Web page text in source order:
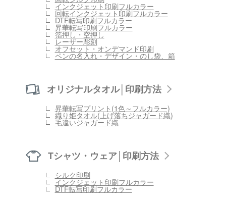
インクジェット印刷フルカラー
回転インクジェット印刷フルカラー
DTF転写印刷フルカラー
昇華転写印刷フルカラー
箔押し・空押し
レーザー彫刻
オフセット・オンデマンド印刷
ペンの名入れ・デザイン・のし袋、箱
オリジナルタオル│印刷方法
昇華転写プリント(1色～フルカラー)
織り姫タオル(上げ落ちジャガード織)
毛違いジャガード織
Tシャツ・ウェア│印刷方法
シルク印刷
インクジェット印刷フルカラー
DTF転写印刷フルカラー